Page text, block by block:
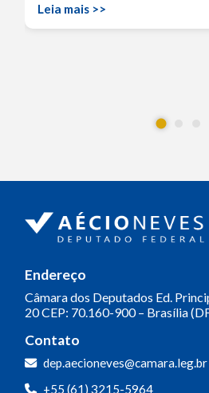
Leia mais >>
Endereço
Câmara dos Deputados Ed.
20CEP: 70.160-900 – Brasília
Contato
dep.aecioneves@camara.leg.br
+55 (61) 3215-5964